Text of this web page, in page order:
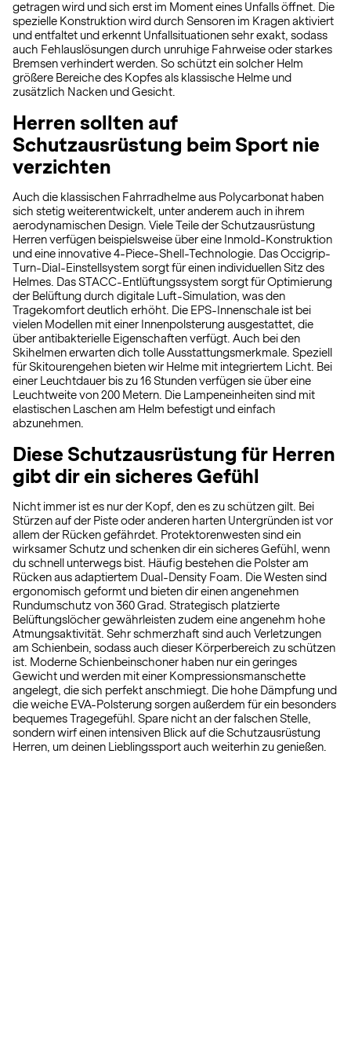
getragen wird und sich erst im Moment eines Unfalls öffnet. Die
spezielle Konstruktion wird durch Sensoren im Kragen aktiviert
und entfaltet und erkennt Unfallsituationen sehr exakt, sodass
auch Fehlauslösungen durch unruhige Fahrweise oder starkes
Bremsen verhindert werden. So schützt ein solcher Helm
größere Bereiche des Kopfes als klassische Helme und
zusätzlich Nacken und Gesicht.
Herren sollten auf
Schutzausrüstung beim Sport nie
verzichten
Auch die klassischen Fahrradhelme aus Polycarbonat haben
sich stetig weiterentwickelt, unter anderem auch in ihrem
aerodynamischen Design. Viele Teile der Schutzausrüstung
Herren verfügen beispielsweise über eine Inmold-Konstruktion
und eine innovative 4-Piece-Shell-Technologie. Das Occigrip-
Turn-Dial-Einstellsystem sorgt für einen individuellen Sitz des
Helmes. Das STACC-Entlüftungssystem sorgt für Optimierung
der Belüftung durch digitale Luft-Simulation, was den
Tragekomfort deutlich erhöht. Die EPS-Innenschale ist bei
vielen Modellen mit einer Innenpolsterung ausgestattet, die
über antibakterielle Eigenschaften verfügt. Auch bei den
Skihelmen erwarten dich tolle Ausstattungsmerkmale. Speziell
für Skitourengehen bieten wir Helme mit integriertem Licht. Bei
einer Leuchtdauer bis zu 16 Stunden verfügen sie über eine
Leuchtweite von 200 Metern. Die Lampeneinheiten sind mit
elastischen Laschen am Helm befestigt und einfach
abzunehmen.
Diese Schutzausrüstung für Herren
gibt dir ein sicheres Gefühl
Nicht immer ist es nur der Kopf, den es zu schützen gilt. Bei
Stürzen auf der Piste oder anderen harten Untergründen ist vor
allem der Rücken gefährdet. Protektorenwesten sind ein
wirksamer Schutz und schenken dir ein sicheres Gefühl, wenn
du schnell unterwegs bist. Häufig bestehen die Polster am
Rücken aus adaptiertem Dual-Density Foam. Die Westen sind
ergonomisch geformt und bieten dir einen angenehmen
Rundumschutz von 360 Grad. Strategisch platzierte
Belüftungslöcher gewährleisten zudem eine angenehm hohe
Atmungsaktivität. Sehr schmerzhaft sind auch Verletzungen
am Schienbein, sodass auch dieser Körperbereich zu schützen
ist. Moderne Schienbeinschoner haben nur ein geringes
Gewicht und werden mit einer Kompressionsmanschette
angelegt, die sich perfekt anschmiegt. Die hohe Dämpfung und
die weiche EVA-Polsterung sorgen außerdem für ein besonders
bequemes Tragegefühl. Spare nicht an der falschen Stelle,
sondern wirf einen intensiven Blick auf die Schutzausrüstung
Herren, um deinen Lieblingssport auch weiterhin zu genießen.